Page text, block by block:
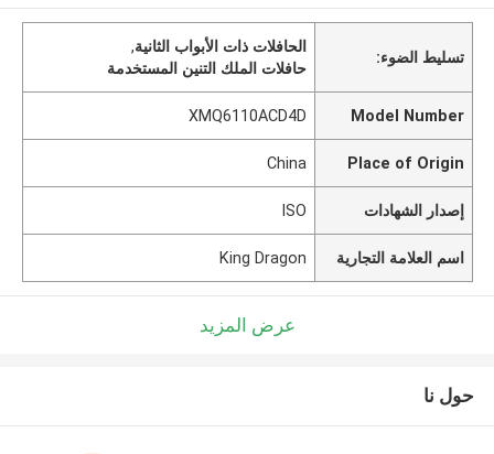
تسليط الضوء:
الحافلات ذات الأبواب الثانية,
حافلات الملك التنين المستخدمة
Model Number
XMQ6110ACD4D
Place of Origin
China
إصدار الشهادات ISO
اسم العلامة التجارية King Dragon
عرض المزيد
حول نا